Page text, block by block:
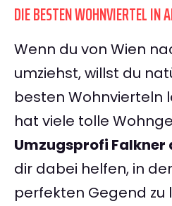
DIE BESTEN WOHNVIERTEL IN
Wenn du von Wien
umziehst, willst du
besten Wohnvierteln
hat viele tolle
Umzugsprofi Falkner
dir dabei helfen, in
perfekten Gegend zu